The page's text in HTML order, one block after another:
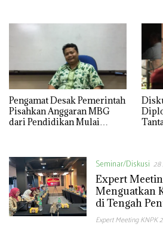
Booklet
Pengamat Desak Pemerintah
Pisahkan Anggaran MBG
dari Pendidikan Mulai
Seminar/Diskusi 28
Expert
Menguatkan
di Tengah
dan Aging
Expert Meeting KNPK